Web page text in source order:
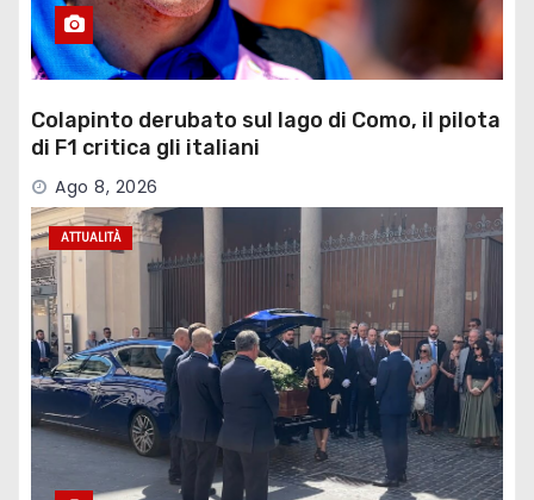
Colapinto derubato sul lago di Como, il pilota
di F1 critica gli italiani
Ago 8, 2026
ATTUALITÀ